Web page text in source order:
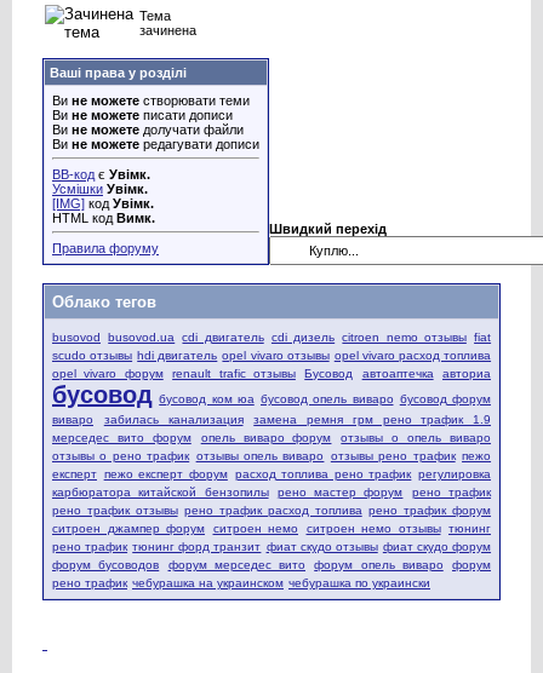
Тема
зачинена
Ваші права у розділі
Ви не можете створювати теми
Ви не можете писати дописи
Ви не можете долучати файли
Ви не можете редагувати дописи
BB-код є Увімк.
Усмішки Увімк.
[IMG] код Увімк.
HTML код Вимк.
Правила форуму
Швидкий перехід
Облако тегов
busovod busovod.ua cdi двигатель cdi дизель citroen nemo отзывы fiat
scudo отзывы hdi двигатель opel vivaro отзывы opel vivaro расход топлива
opel vivaro форум
renault trafic отзывы Бусовод автоаптечка авториа
бусовод бусовод ком юа бусовод опель виваро бусовод форум
виваро
забилась канализация
замена ремня грм рено трафик 1.9
мерседес вито форум
опель виваро форум
отзывы о опель виваро
отзывы о рено трафик отзывы опель виваро отзывы рено трафик пежо
експерт пежо експерт форум расход топлива рено трафик регулировка
карбюратора китайской бензопилы
рено мастер форум
рено трафик
рено трафик отзывы рено трафик расход топлива рено трафик форум
ситроен джампер форум
ситроен немо ситроен немо отзывы тюнинг
рено трафик тюнинг форд транзит фиат скудо отзывы фиат скудо форум
форум бусоводов
форум мерседес вито форум опель виваро
форум
рено трафик чебурашка на украинском чебурашка по украински